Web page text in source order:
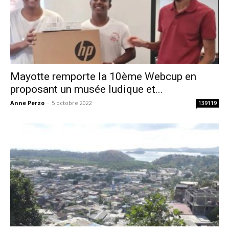
Mayotte remporte la 10ème Webcup en
proposant un musée ludique et...
Anne Perzo - 5 octobre 2022 139119